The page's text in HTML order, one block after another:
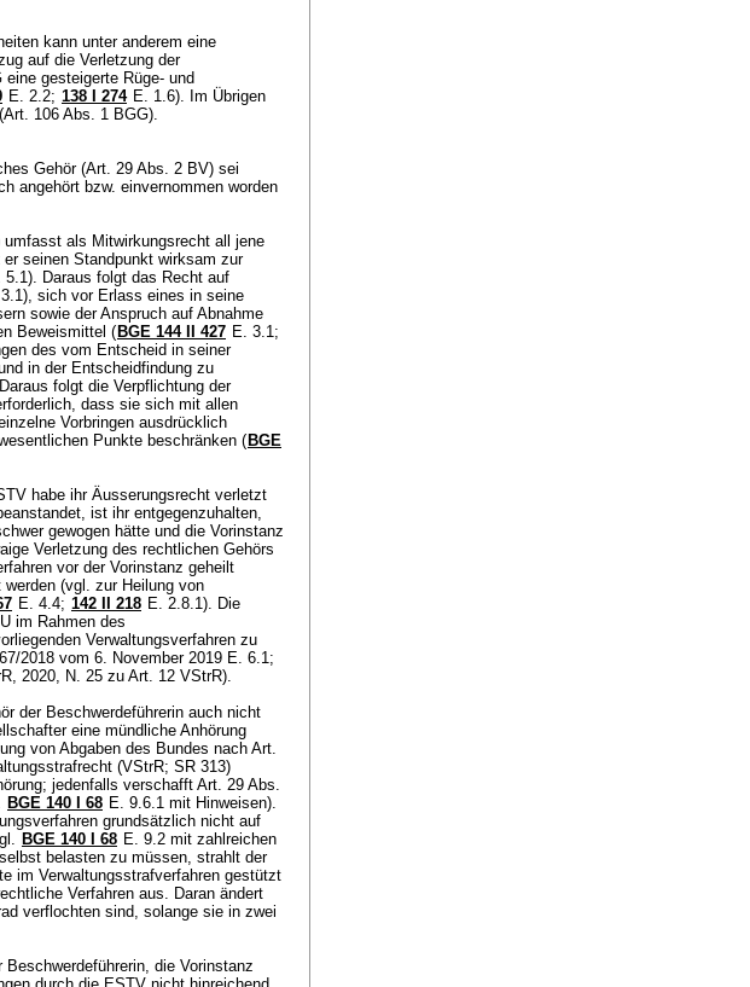
kann unter anderem eine
auf die Verletzung der
eine gesteigerte Rüge- und
E. 2.2; 138 I 274 E. 1.6). Im Übrigen
Art. 106 Abs. 1 BGG).
Gehör (Art. 29 Abs. 2 BV) sei
angehört bzw. einvernommen worden
umfasst als Mitwirkungsrecht all jene
seinen Standpunkt wirksam zur
5.1). Daraus folgt das Recht auf
sich vor Erlass eines in seine
sowie der Anspruch auf Abnahme
Beweismittel (BGE 144 II 427 E. 3.1;
des vom Entscheid in seiner
in der Entscheidfindung zu
folgt die Verpflichtung der
dass sie sich mit allen
Vorbringen ausdrücklich
Punkte beschränken ( BGE
habe ihr Äusserungsrecht verletzt
ist ihr entgegenzuhalten,
gewogen hätte und die Vorinstanz
Verletzung des rechtlichen Gehörs
vor der Vorinstanz geheilt
(vgl. zur Heilung von
E. 4.4; 142 II 218 E. 2.8.1). Die
im Rahmen des
Verwaltungsverfahren zu
2018 vom 6. November 2019 E. 6.1;
2020, N. 25 zuArt. 12 VStrR).
der Beschwerdeführerin auch nicht
eine mündliche Anhörung
von Abgaben des Bundes nach Art.
(VStrR; SR 313)
jedenfalls verschafft Art. 29 Abs.
BGE 140 I 68 E. 9.6.1 mit Hinweisen).
grundsätzlich nicht auf
BGE 140 I 68 E. 9.2 mit zahlreichen
belasten zu müssen, strahlt der
im Verwaltungsstrafverfahren gestützt
Verfahren aus. Daran ändert
verflochten sind, solange sie in zwei
die Vorinstanz